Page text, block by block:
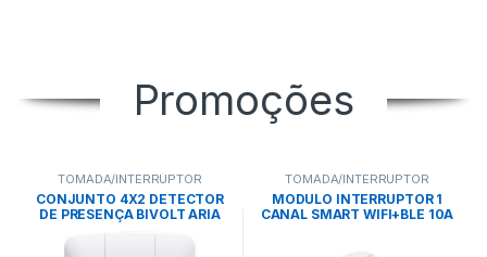
Promoções
TOMADA/INTERRUPTOR
CONJUNTO 4X2 DETECTOR
DE PRESENÇA BIVOLT ARIA
TOMADA/INTERRUPTOR
MODULO INTERRUPTOR 1
CANAL SMART WIFI+BLE 10A